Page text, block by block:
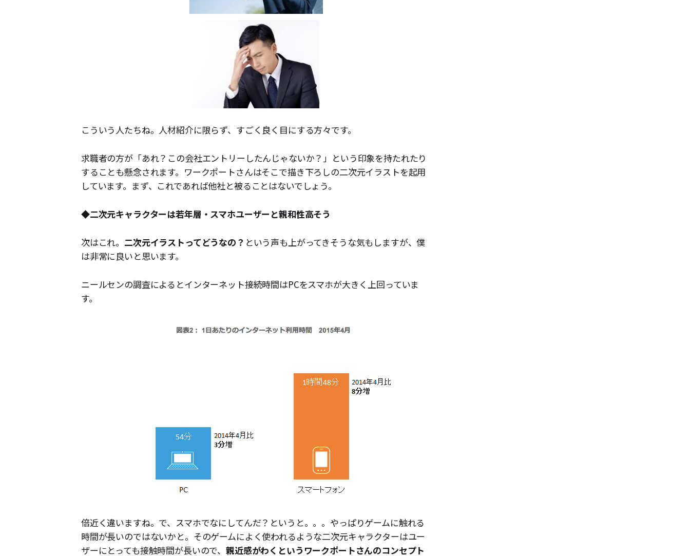
こういう人たちね。人材紹介に限らず、すごく良く目にする方々です。
求職者の方が「あれ？この会社エントリーしたんじゃないか？」という印象を持たれたり
することも懸念されます。ワークポートさんはそこで描き下ろしの二次元イラストを起用
しています。まず、これであれば他社と被ることはないでしょう。
◆二次元キャラクターは若年層・スマホユーザーと親和性高そう
次はこれ。 二次元イラストってどうなの？ という声も上がってきそうな気もしますが、僕
は非常に良いと思います。
ニールセンの調査によるとインターネット接続時間はPCをスマホが大きく上回っていま
す。
倍近く違いますね。で、スマホでなにしてんだ？というと。。。やっぱりゲームに触れる
時間が長いのではないかと。そのゲームによく使われるような二次元キャラクターはユー
ザーにとっても接触時間が長いので、親近感がわくというワークポートさんのコンセプト